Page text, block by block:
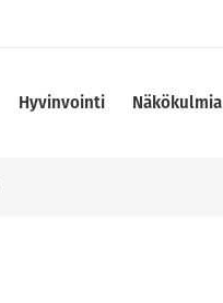
Hyvinvointi Näkökulmia